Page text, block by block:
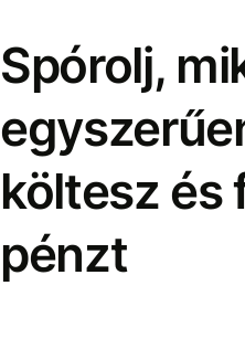
Spórolj,
költesz és
pénzt